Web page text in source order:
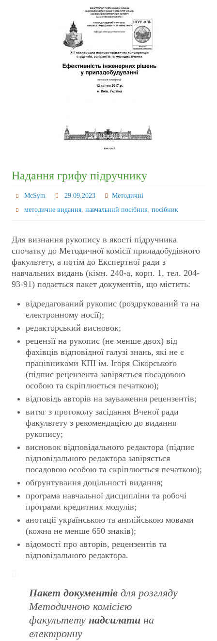
Надання грифу підручнику
McSym 29.09.2023
Методичні
методичне видання,навчальний посібник,посібник
Для визнання рукопису в якості підручника
спочатку до Методичної комісії приладобудівного
факультету, а потім до Експертної ради з
навчальних видань (кімн. 240-а, корп. 1, тел. 204-
93-91) подається пакет документів, що містить:
відредагований рукопис (роздрукований та на
електронному носії);
редакторський висновок;
рецензії на рукопис (не менше двох) від
фахівців відповідної галузі знань, які не є
працівниками КПІ ім. Ігоря Сікорського
(підпис рецензента завіряється посадовою
особою та скріплюється печаткою);
відповідь авторів на зауваження рецензентів;
витяг з протоколу засідання Вченої ради
факультету з рекомендацією до видання
рукопису;
висновок відповідального редактора (підпис
відповідального редактора завіряється
посадовою особою та скріплюється печаткою);
обґрунтування доцільності видання;
програма навчальної дисципліни та робочі
програми кредитних модулів;
анотації українською та англійською мовами
(кожна не менше 650 знаків);
відомості про авторів, рецензентів та
відповідального редактора.
Пакет документів для розгляду
Методичною комісією
факультету надсилати на
електронну